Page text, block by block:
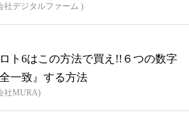
社デジタルファーム )
ト6はこの方法で買え!!６つの数字
一致』する方法
社MURA)